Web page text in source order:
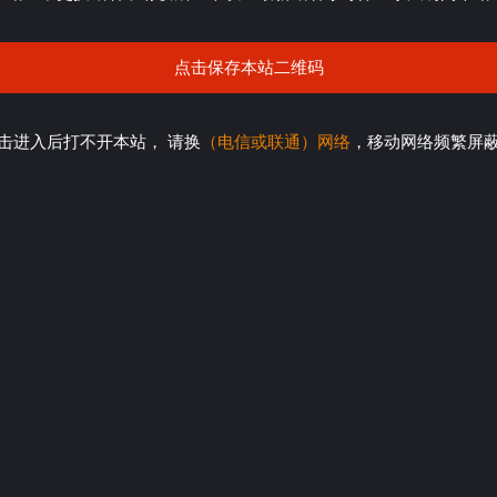
点击保存本站二维码
进入后打不开本站， 请换 （电信或联通）网络 ，移动网络频繁屏